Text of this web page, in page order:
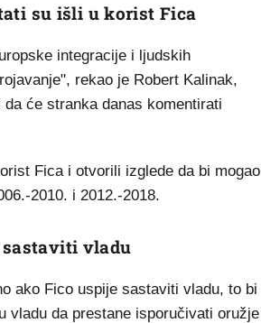
su išli u korist Fica
integracije i ljudskih
rekao je Robert Kalinak,
će stranka danas komentirati
Fica i otvorili izglede da bi mogao
2010. i 2012.-2018.
sastaviti vladu
ako Fico uspije sastaviti vladu, to bi
vladu da prestane isporučivati oružje